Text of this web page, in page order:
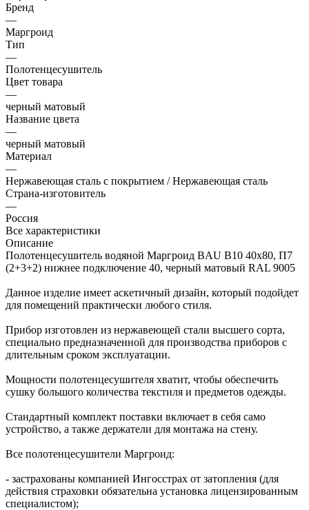
Бренд
—
Маргроид
Тип
—
Полотенцесушитель
Цвет товара
—
черный матовый
Название цвета
—
черный матовый
Материал
—
Нержавеющая сталь с покрытием / Нержавеющая сталь
Страна-изготовитель
—
Россия
Все характеристики
Описание
Полотенцесушитель водяной Маргроид BAU В10 40х80, П7
(2+3+2) нижнее подключение 40, черный матовый RAL 9005
Данное изделие имеет аскетичный дизайн, который подойдет
для помещений практически любого стиля.
Прибор изготовлен из нержавеющей стали высшего сорта,
специально предназначенной для производства приборов с
длительным сроком эксплуатации.
Мощности полотенцесушителя хватит, чтобы обеспечить
сушку большого количества текстиля и предметов одежды.
Стандартный комплект поставки включает в себя само
устройство, а также держатели для монтажа на стену.
Все полотенцесушители Маргроид:
- застрахованы компанией Ингосстрах от затопления (для
действия страховки обязательна установка лицензированным
специалистом);